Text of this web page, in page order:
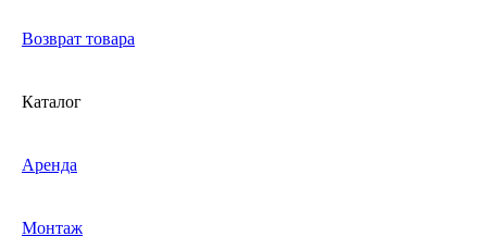
Возврат товара
Каталог
Аренда
Монтаж